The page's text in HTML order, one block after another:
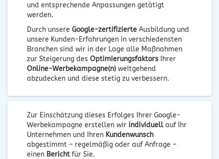
und entsprechende Anpassungen getätigt
werden.
Durch unsere Google-zertifizierte Ausbildung und
unsere Kunden-Erfahrungen in verschiedensten
Branchen sind wir in der Lage alle Maßnahmen
zur Steigerung des Optimierungsfaktors Ihrer
Online-Werbekampagne(n) weitgehend
abzudecken und diese stetig zu verbessern.
Zur Einschätzung dieses Erfolges Ihrer Google-
Werbekampagne erstellen wir individuellauf Ihr
Unternehmen und Ihren Kundenwunsch
abgestimmt – regelmäßig oder auf Anfrage –
einen Bericht für Sie.